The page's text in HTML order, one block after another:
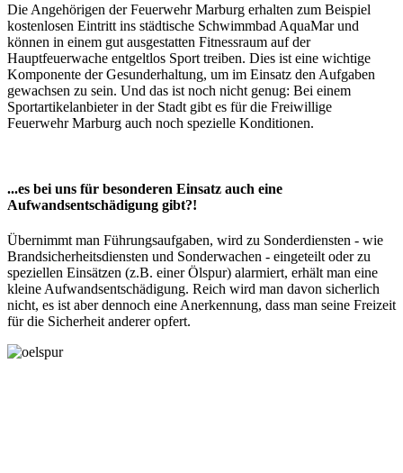
Die Angehörigen der Feuerwehr Marburg erhalten zum Beispiel
kostenlosen Eintritt ins städtische Schwimmbad AquaMar und
können in einem gut ausgestatten Fitnessraum auf der
Hauptfeuerwache entgeltlos Sport treiben. Dies ist eine wichtige
Komponente der Gesunderhaltung, um im Einsatz den Aufgaben
gewachsen zu sein. Und das ist noch nicht genug: Bei einem
Sportartikelanbieter in der Stadt gibt es für die Freiwillige
Feuerwehr Marburg auch noch spezielle Konditionen.
...es bei uns für besonderen Einsatz auch eine
Aufwandsentschädigung gibt?!
Übernimmt man Führungsaufgaben, wird zu Sonderdiensten - wie
Brandsicherheitsdiensten und Sonderwachen - eingeteilt oder zu
speziellen Einsätzen (z.B. einer Ölspur) alarmiert, erhält man eine
kleine Aufwandsentschädigung. Reich wird man davon sicherlich
nicht, es ist aber dennoch eine Anerkennung, dass man seine Freizeit
für die Sicherheit anderer opfert.